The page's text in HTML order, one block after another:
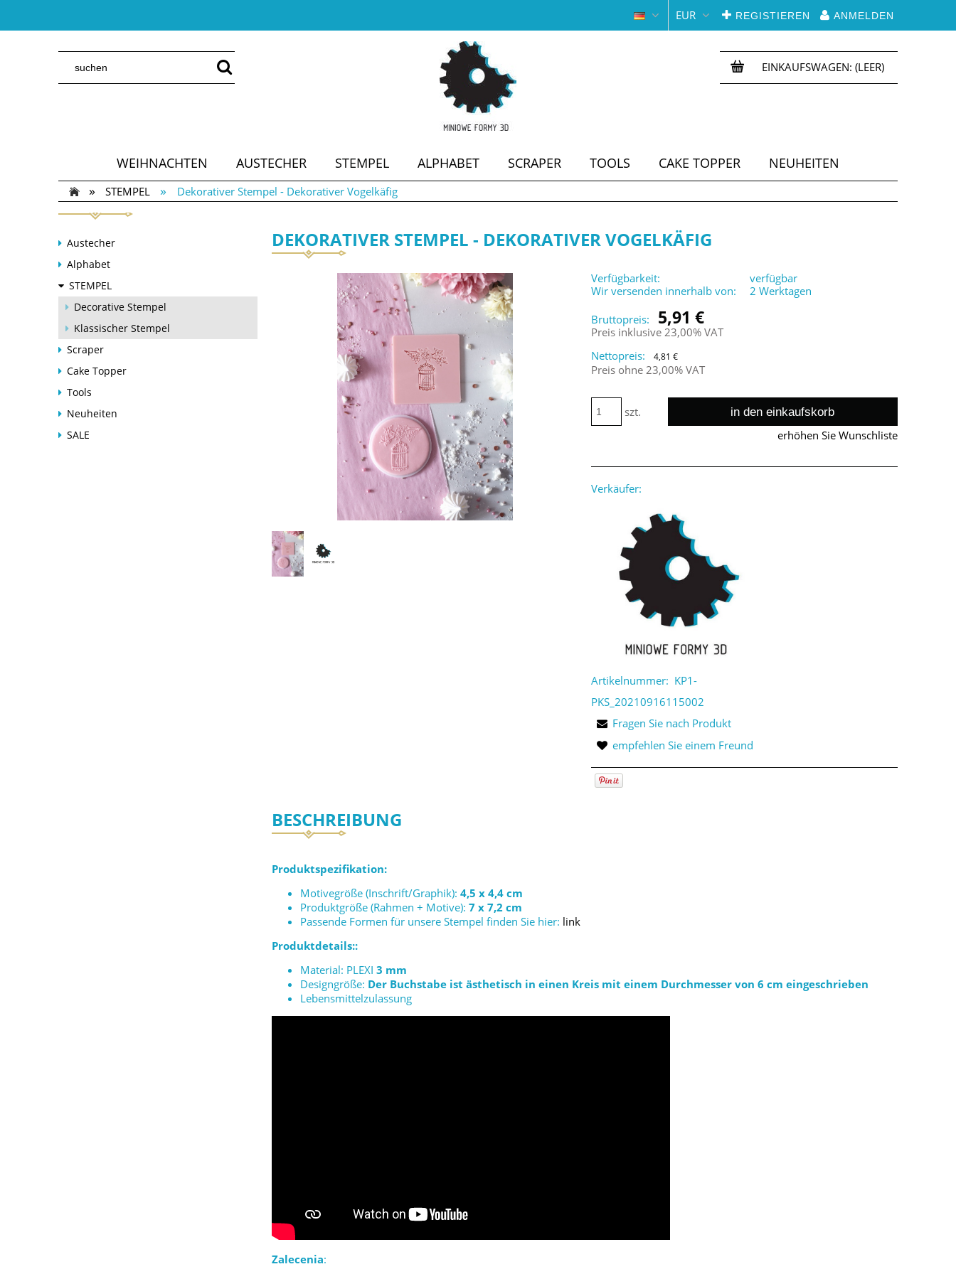
REGISTIEREN ANMELDEN
EUR
EINKAUFSWAGEN: (LEER)
WEIHNACHTEN AUSTECHER STEMPEL ALPHABET SCRAPER TOOLS CAKE TOPPER NEUHEITEN
SALE
» STEMPEL » Dekorativer Stempel - Dekorativer Vogelkäfig
Austecher
Alphabet
STEMPEL
Decorative Stempel
Klassischer Stempel
Scraper
Cake Topper
Tools
Neuheiten
SALE
DEKORATIVER STEMPEL - DEKORATIVER VOGELKÄFIG
Verfügbarkeit:
verfügbar
Wir versenden innerhalb von:
2 Werktagen
Bruttopreis:
5,91 €
Preis inklusive 23,00% VAT
Nettopreis:
4,81 €
Preis ohne 23,00% VAT
szt.
in den einkaufskorb
erhöhen Sie Wunschliste
Verkäufer:
Artikelnummer: KP1-
PKS_20210916115002
Fragen Sie nach Produkt
empfehlen Sie einem Freund
BESCHREIBUNG
Produktspezifikation:
Motivegröße (Inschrift/Graphik): 4,5 x 4,4 cm
Produktgröße (Rahmen + Motive): 7 x 7,2 cm
Passende Formen für unsere Stempel finden Sie hier: link
Produktdetails::
Material: PLEXI 3 mm
Designgröße: Der Buchstabe ist ästhetisch in einen Kreis mit einem Durchmesser von 6 cm eingeschrieben
Lebensmittelzulassung
Zalecenia: